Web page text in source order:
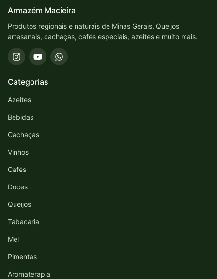
Armazém Macieira
Produtos regionais e naturais de Minas Gerais. Queijos
artesanais, cachaças, cafés especiais, azeites e muito mais.
Categorias
Azeites
Bebidas
Cachaças
Vinhos
Cafés
Doces
Queijos
Tabacaria
Mel
Pimentas
Aromaterapia